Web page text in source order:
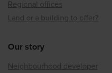
Regional offices
Land or a building to offer?
Our story
Neighbourhood developer